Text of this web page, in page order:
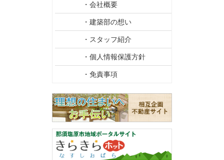
・会社概要
・建築部の想い
・スタッフ紹介
・個人情報保護方針
・免責事項